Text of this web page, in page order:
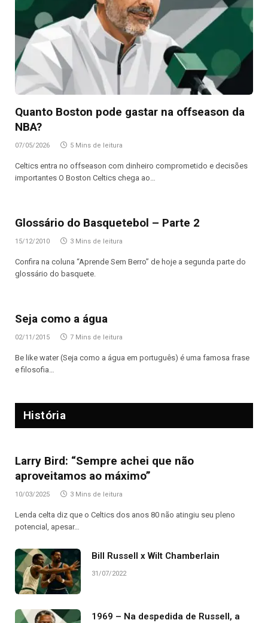
Quanto Boston pode gastar na offseason da
NBA?
07/05/2026 5 Mins de leitura
Celtics entra no offseason com dinheiro comprometido e decisões
importantes O Boston Celtics chega ao…
Glossário do Basquetebol – Parte 2
15/12/2010 3 Mins de leitura
Confira na coluna “Aprende Sem Berro” de hoje a segunda parte do
glossário do basquete.
Seja como a água
02/11/2015 7 Mins de leitura
Be like water (Seja como a água em português) é uma famosa frase
e filosofia…
História
Larry Bird: “Sempre achei que não
aproveitamos ao máximo”
10/03/2025 3 Mins de leitura
Lenda celta diz que o Celtics dos anos 80 não atingiu seu pleno
potencial, apesar…
Bill Russell x Wilt Chamberlain
31/07/2022
1969 – Na despedida de Russell, a